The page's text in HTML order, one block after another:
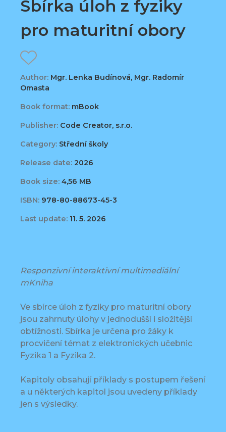
Sbírka úloh z fyziky
pro maturitní obory
Author: Mgr. Lenka Budínová, Mgr. Radomír
Omasta
Book format: mBook
Publisher: Code Creator, s.r.o.
Category: Střední školy
Release date: 2026
Book size: 4,56 MB
ISBN: 978-80-88673-45-3
Last update: 11. 5. 2026
Responzivní interaktivní multimediální
mKniha
Ve sbírce úloh z fyziky pro maturitní obory
jsou zahrnuty úlohy v jednodušší i složitější
obtížnosti. Sbírka je určena pro žáky k
procvičení témat z elektronických učebnic
Fyzika 1 a Fyzika 2.
Kapitoly obsahují příklady s postupem řešení
a u některých kapitol jsou uvedeny příklady
jen s výsledky.